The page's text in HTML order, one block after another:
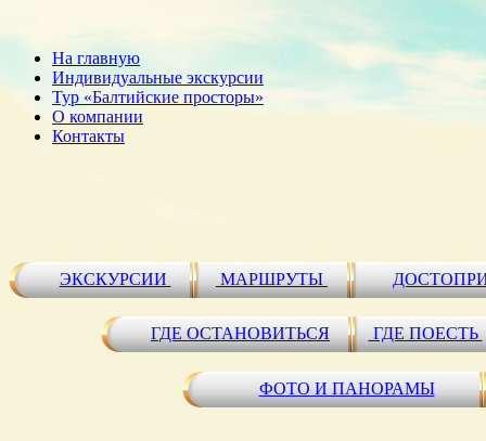
На главную
Индивидуальные экскурсии
Тур «Балтийские просторы»
О компании
Контакты
ЭКСКУРСИИ МАРШРУТЫ
ГДЕ ОСТАНОВИТЬСЯ ГДЕ ПОЕСТЬ
ФОТО И ПАНОРАМЫ